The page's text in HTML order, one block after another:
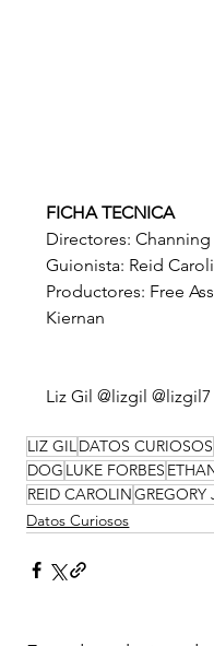
FICHA TECNICA
Directores:
Guionista: Reid
Productores: Free
Kiernan
Liz Gil @lizgil @lizgil7
LIZ GILDATOS CURIOSOS
DOG LUKE FORBES
REID CAROLINGREGORY
Datos Curiosos